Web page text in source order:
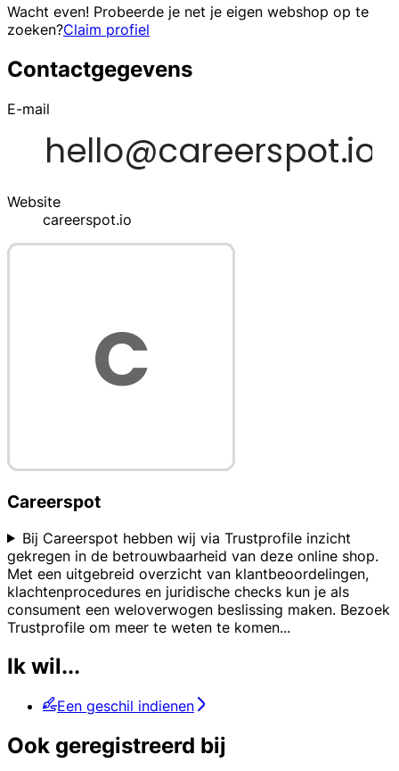
Wacht even! Probeerde je net je eigen webshop op te
zoeken?Claim profiel
Contactgegevens
E-mail
Website
careerspot.io
Careerspot
Bij Careerspot hebben wij via Trustprofile inzicht
gekregen in de betrouwbaarheid van deze online shop.
Met een uitgebreid overzicht van klantbeoordelingen,
klachtenprocedures en juridische checks kun je als
consument een weloverwogen beslissing maken. Bezoek
Trustprofile om meer te weten te komen...
Ik wil...
Een geschil indienen
Ook geregistreerd bij